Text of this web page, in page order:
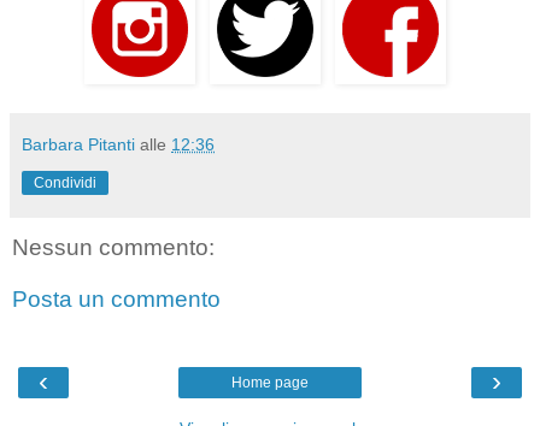
Barbara Pitanti alle 12:36
Condividi
Nessun commento:
Posta un commento
‹ ›
Home page